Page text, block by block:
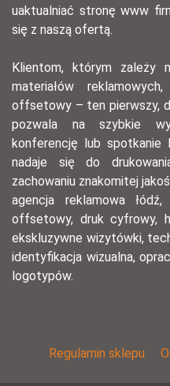
uaktualniać stronę www
się z naszą ofertą.
Klientom, którym zależy
materiałów
offsetowy – ten pierwszy,
pozwala na szybkie
konferencję lub spotkanie
nadaje się do
zachowaniu znakomitej
agencja reklamowa
offsetowy, druk cyfrowy,
ekskluzywne wizytówki,
identyfikacja wizualna,
logotypów.
Regulamin sklepu